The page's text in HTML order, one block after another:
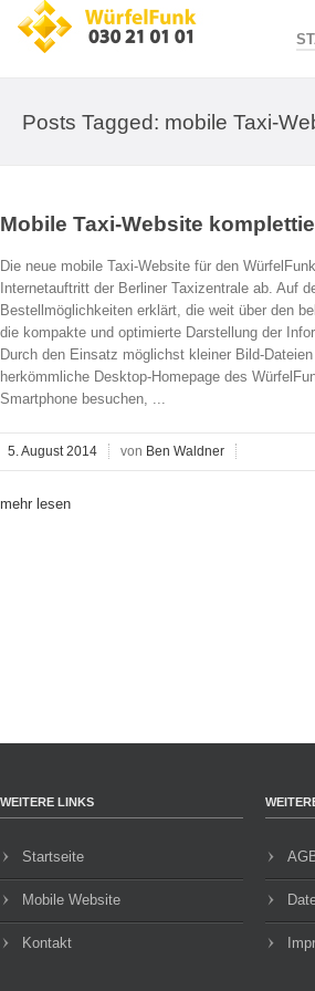
Posts Tagged: mobile Taxi-
Mobile Taxi-Website
Die neue mobile Taxi-Website für den
Internetauftritt der Berliner Taxizentrale ab. Auf
Bestellmöglichkeiten erklärt, die weit über den
die kompakte und optimierte Darstellung der
Durch den Einsatz möglichst kleiner Bild-
herkömmliche Desktop-Homepage des
Smartphone besuchen, ...
5. August 2014 von Ben Waldner
mehr lesen
WEITERE LINKS
Startseite
Mobile Website
Kontakt